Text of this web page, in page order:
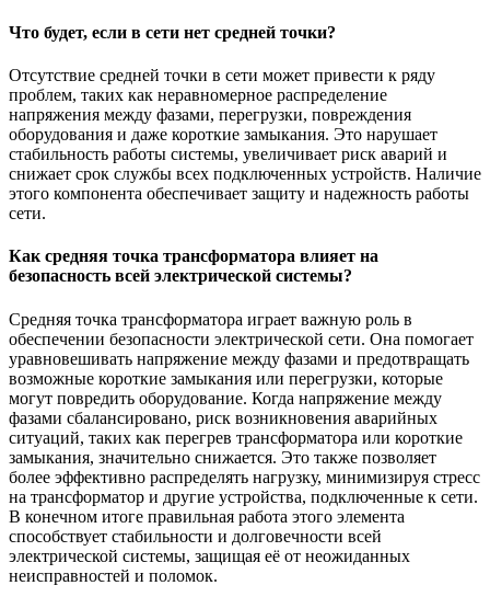
Что будет, если в сети нет средней точки?
Отсутствие средней точки в сети может привести к ряду
проблем, таких как неравномерное распределение
напряжения между фазами, перегрузки, повреждения
оборудования и даже короткие замыкания. Это нарушает
стабильность работы системы, увеличивает риск аварий и
снижает срок службы всех подключенных устройств. Наличие
этого компонента обеспечивает защиту и надежность работы
сети.
Как средняя точка трансформатора влияет на
безопасность всей электрической системы?
Средняя точка трансформатора играет важную роль в
обеспечении безопасности электрической сети. Она помогает
уравновешивать напряжение между фазами и предотвращать
возможные короткие замыкания или перегрузки, которые
могут повредить оборудование. Когда напряжение между
фазами сбалансировано, риск возникновения аварийных
ситуаций, таких как перегрев трансформатора или короткие
замыкания, значительно снижается. Это также позволяет
более эффективно распределять нагрузку, минимизируя стресс
на трансформатор и другие устройства, подключенные к сети.
В конечном итоге правильная работа этого элемента
способствует стабильности и долговечности всей
электрической системы, защищая её от неожиданных
неисправностей и поломок.